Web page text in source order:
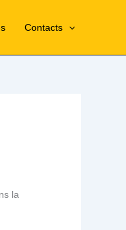
Contacts
la